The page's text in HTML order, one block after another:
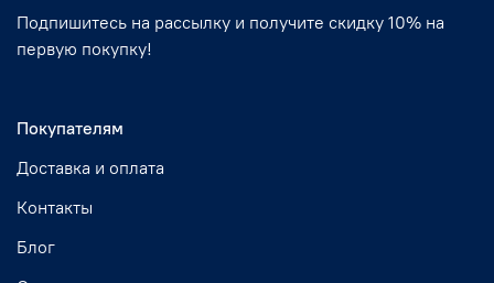
Покупателям
Доставка и оплата
Контакты
Блог
Подпишитесь на рассылку и получите скидку 10% на
первую покупку!